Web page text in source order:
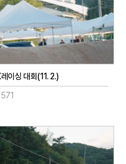
이싱 대회(11. 2.)